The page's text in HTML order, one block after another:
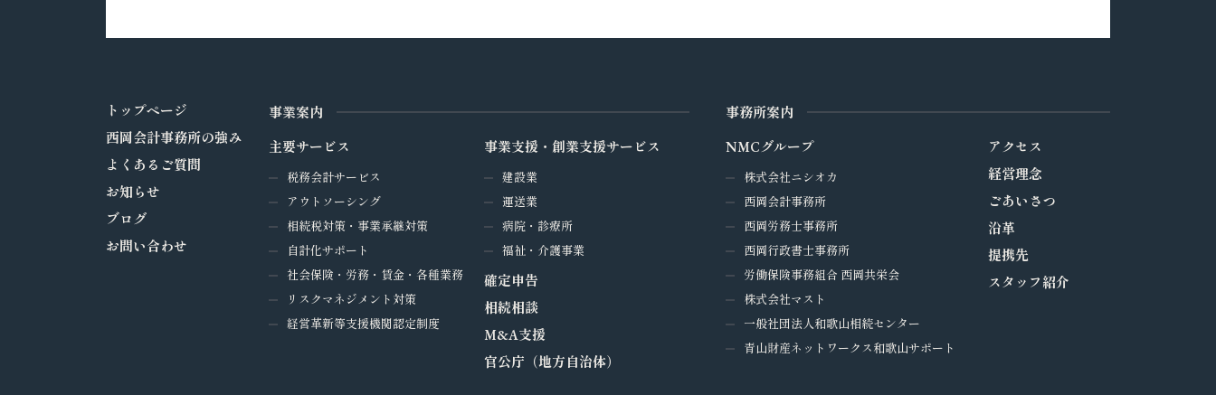
トップページ
西岡会計事務所の強み
よくあるご質問
お知らせ
ブログ
お問い合わせ
事業案内
主要サービス
税務会計サービス
アウトソーシング
相続税対策・事業承継対策
自計化サポート
社会保険・労務・賃金・各種業務
リスクマネジメント対策
経営革新等支援機関認定制度
事業支援・創業支援サービス
建設業
運送業
病院・診療所
福祉・介護事業
確定申告
相続相談
M&A支援
官公庁（地方自治体）
事務所案内
NMCグループ
株式会社ニシオカ
西岡会計事務所
西岡労務士事務所
西岡行政書士事務所
労働保険事務組合 西岡共栄会
株式会社マスト
一般社団法人和歌山相続センター
青山財産ネットワークス和歌山サポート
アクセス
経営理念
ごあいさつ
沿革
提携先
スタッフ紹介